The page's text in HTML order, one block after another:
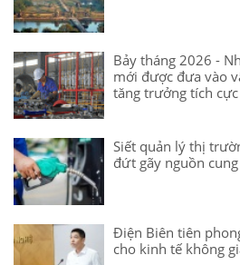
Bảy tháng 2026 -
mới được đưa vào
tăng trưởng tích cực
Siết quản lý thị
đứt gãy nguồn cung
Điện Biên tiên
cho kinh tế không